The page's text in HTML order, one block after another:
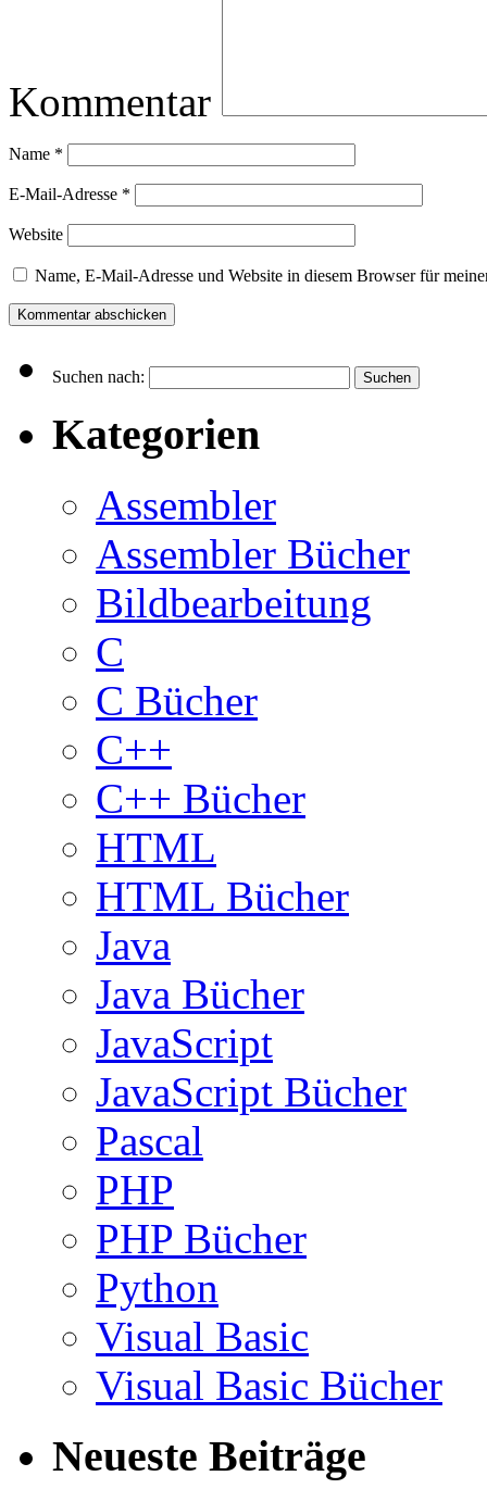
Kommentar
Name *
E-Mail-Adresse *
Website
Name, E-Mail-Adresse und Website in diesem Browser für
Suchen nach:
Kategorien
Assembler
Assembler Bücher
Bildbearbeitung
C
C Bücher
C++
C++ Bücher
HTML
HTML Bücher
Java
Java Bücher
JavaScript
JavaScript Bücher
Pascal
PHP
PHP Bücher
Python
Visual Basic
Visual Basic Bücher
Neueste Beiträge